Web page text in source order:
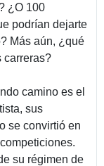
¿O 100
podrían dejarte
Más aún, ¿qué
carreras?
camino es el
sus
se convirtió en
su régimen de